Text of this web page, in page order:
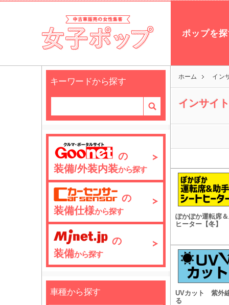
ホーム イン
インサイ
ぽかぽか運転席
ヒーター【冬】
UVカット 紫外
る
キーワードから探す
の
装備/外装内装から探す
の
装備仕様から探す
の
装備から探す
車種から探す
ポップを